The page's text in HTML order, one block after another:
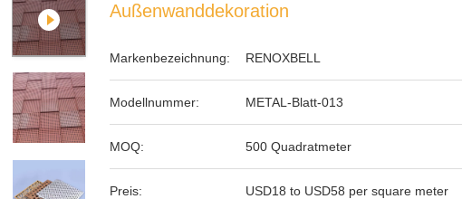
Außenwanddekoration
Markenbezeichnung: RENOXBELL
Modellnummer: METAL-Blatt-013
MOQ: 500 Quadratmeter
Preis: USD18 to USD58 per square meter